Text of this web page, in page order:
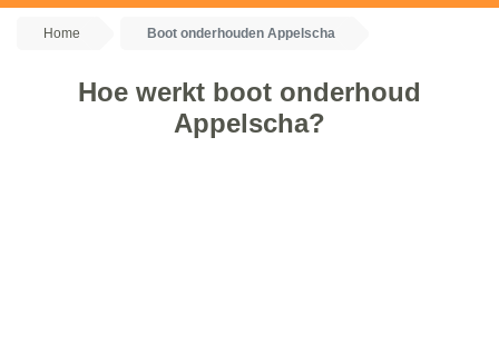
Home Boot onderhouden Appelscha
Hoe werkt boot onderhoud
Appelscha?